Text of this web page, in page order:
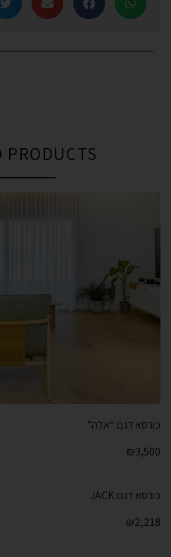
PRODUCTS
כורסא דגם “אלה”
₪3,500
כורסא דגם JACK
₪2,218